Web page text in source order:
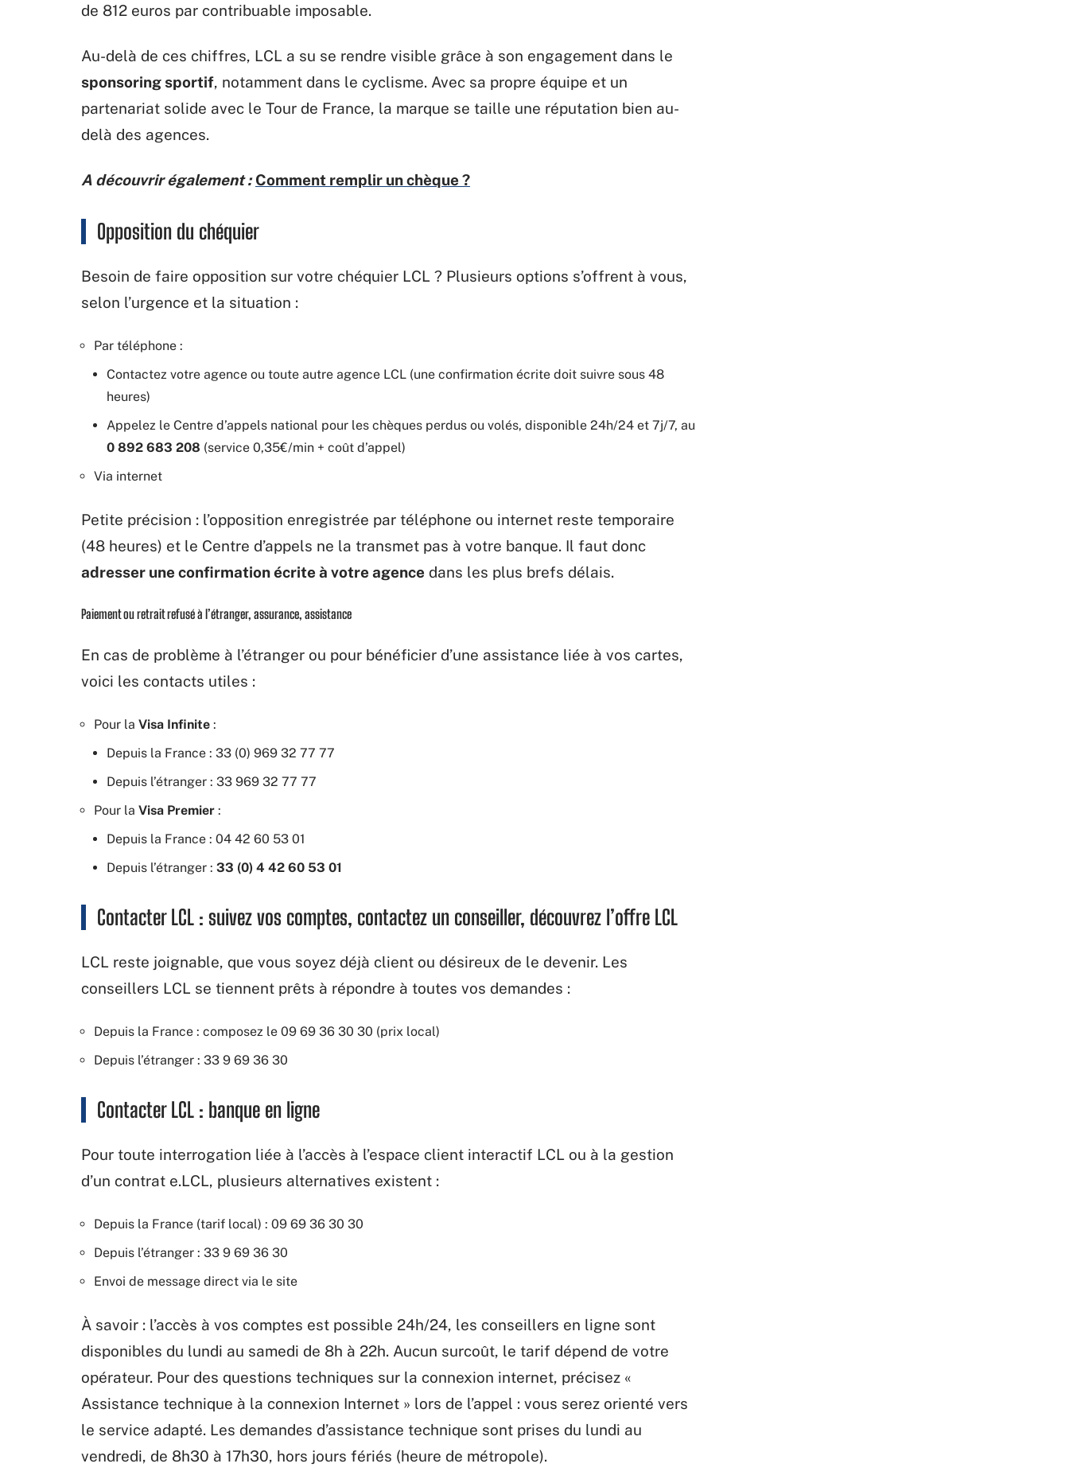
de 812 euros par contribuable imposable.
Au-delà de ces chiffres, LCL a su se rendre visible grâce à son engagement dans le
sponsoring sportif, notamment dans le cyclisme. Avec sa propre équipe et un
partenariat solide avec le Tour de France, la marque se taille une réputation bien au-
delà des agences.
A découvrir également : Comment remplir un chèque ?
Opposition du chéquier
Besoin de faire opposition sur votre chéquier LCL ? Plusieurs options s’offrent à vous,
selon l’urgence et la situation :
Par téléphone :
Contactez votre agence ou toute autre agence LCL (une confirmation écrite doit suivre sous 48
heures)
Appelez le Centre d’appels national pour les chèques perdus ou volés, disponible 24h/24 et 7j/7, au
0 892 683 208 (service 0,35€/min + coût d’appel)
Via internet
Petite précision : l’opposition enregistrée par téléphone ou internet reste temporaire
(48 heures) et le Centre d’appels ne la transmet pas à votre banque. Il faut donc
adresser une confirmation écrite à votre agence dans les plus brefs délais.
Paiement ou retrait refusé à l’étranger, assurance, assistance
En cas de problème à l’étranger ou pour bénéficier d’une assistance liée à vos cartes,
voici les contacts utiles :
Pour la Visa Infinite :
Depuis la France : 33 (0) 969 32 77 77
Depuis l’étranger : 33 969 32 77 77
Pour la Visa Premier :
Depuis la France : 04 42 60 53 01
Depuis l’étranger : 33 (0) 4 42 60 53 01
Contacter LCL : suivez vos comptes, contactez un conseiller, découvrez l’offre LCL
LCL reste joignable, que vous soyez déjà client ou désireux de le devenir. Les
conseillers LCL se tiennent prêts à répondre à toutes vos demandes :
Depuis la France : composez le 09 69 36 30 30 (prix local)
Depuis l’étranger : 33 9 69 36 30
Contacter LCL : banque en ligne
Pour toute interrogation liée à l’accès à l’espace client interactif LCL ou à la gestion
d’un contrat e.LCL, plusieurs alternatives existent :
Depuis la France (tarif local) : 09 69 36 30 30
Depuis l’étranger : 33 9 69 36 30
Envoi de message direct via le site
À savoir : l’accès à vos comptes est possible 24h/24, les conseillers en ligne sont
disponibles du lundi au samedi de 8h à 22h. Aucun surcoût, le tarif dépend de votre
opérateur. Pour des questions techniques sur la connexion internet, précisez «
Assistance technique à la connexion Internet » lors de l’appel : vous serez orienté vers
le service adapté. Les demandes d’assistance technique sont prises du lundi au
vendredi, de 8h30 à 17h30, hors jours fériés (heure de métropole).